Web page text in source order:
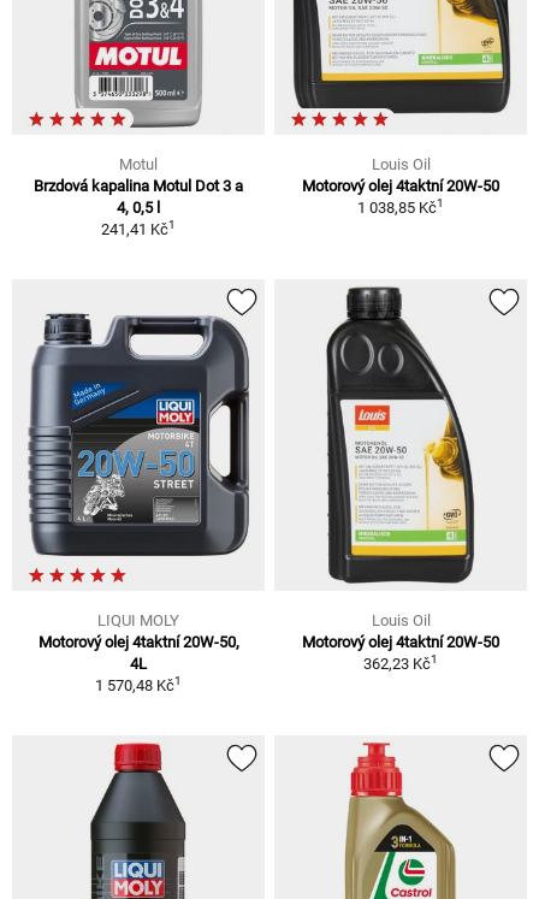
Motul
Brzdová kapalina Motul Dot 3 a
4, 0,5 l
241,41 Kč1
Louis Oil
Motorový olej 4taktní 20W-50
1 038,85 Kč1
LIQUI MOLY
Motorový olej 4taktní 20W-50,
4L
1 570,48 Kč1
Louis Oil
Motorový olej 4taktní 20W-50
362,23 Kč1